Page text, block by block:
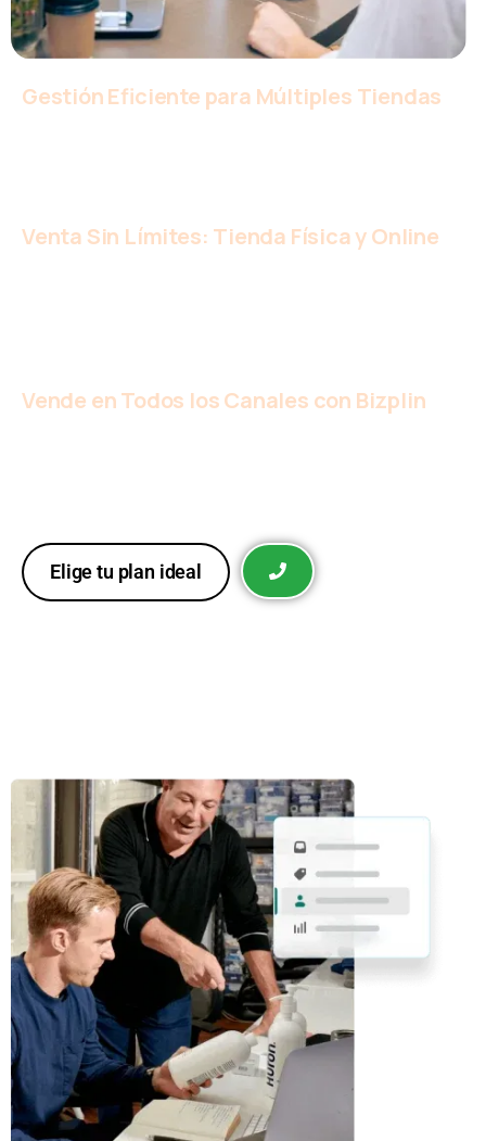
Gestión Eficiente para Múltiples Tiendas
Venta Sin Límites: Tienda Física y Online
Vende en Todos los Canales con Bizplin
Elige tu plan ideal